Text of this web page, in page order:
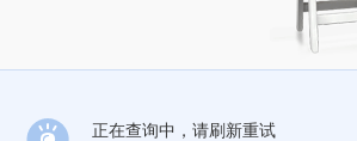
正在查询中，请刷新重试